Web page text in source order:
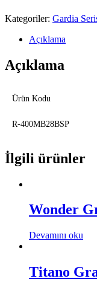
Kategoriler: Gardia
Açıklama
Açıklama
Ürün Kodu
R-400MB28BSP
İlgili ürünler
Wonder
Devamını oku
Titano